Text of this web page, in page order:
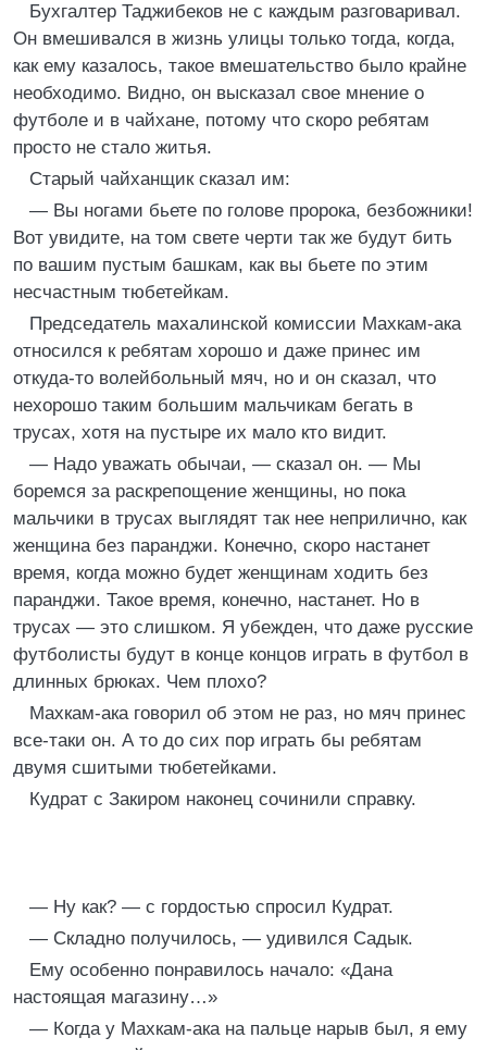
Бухгалтер Таджибеков не с каждым разговаривал.
Он вмешивался в жизнь улицы только тогда, когда,
как ему казалось, такое вмешательство было крайне
необходимо. Видно, он высказал свое мнение о
футболе и в чайхане, потому что скоро ребятам
просто не стало житья.
Старый чайханщик сказал им:
— Вы ногами бьете по голове пророка, безбожники!
Вот увидите, на том свете черти так же будут бить
по вашим пустым башкам, как вы бьете по этим
несчастным тюбетейкам.
Председатель махалинской комиссии Махкам-ака
относился к ребятам хорошо и даже принес им
откуда-то волейбольный мяч, но и он сказал, что
нехорошо таким большим мальчикам бегать в
трусах, хотя на пустыре их мало кто видит.
— Надо уважать обычаи, — сказал он. — Мы
боремся за раскрепощение женщины, но пока
мальчики в трусах выглядят так нее неприлично, как
женщина без паранджи. Конечно, скоро настанет
время, когда можно будет женщинам ходить без
паранджи. Такое время, конечно, настанет. Но в
трусах — это слишком. Я убежден, что даже русские
футболисты будут в конце концов играть в футбол в
длинных брюках. Чем плохо?
Махкам-ака говорил об этом не раз, но мяч принес
все-таки он. А то до сих пор играть бы ребятам
двумя сшитыми тюбетейками.
Кудрат с Закиром наконец сочинили справку.
— Ну как? — с гордостью спросил Кудрат.
— Складно получилось, — удивился Садык.
Ему особенно понравилось начало: «Дана
настоящая магазину…»
— Когда у Махкам-ака на пальце нарыв был, я ему